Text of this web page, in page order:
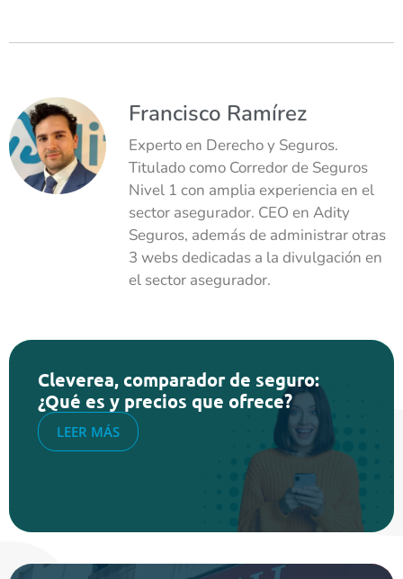
Francisco Ramírez
Experto en Derecho y Seguros.
Titulado como Corredor de Seguros
Nivel 1 con amplia experiencia en el
sector asegurador. CEO en Adity
Seguros, además de administrar otras
3 webs dedicadas a la divulgación en
el sector asegurador.
Cleverea, comparador de seguro:
¿Qué es y precios que ofrece?
LEER MÁS